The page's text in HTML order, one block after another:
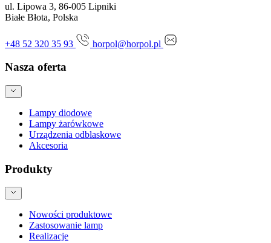
ul. Lipowa 3, 86-005 Lipniki
Białe Błota, Polska
+48 52 320 35 93 horpol@horpol.pl
Nasza oferta
Lampy diodowe
Lampy żarówkowe
Urządzenia odblaskowe
Akcesoria
Produkty
Nowości produktowe
Zastosowanie lamp
Realizacje